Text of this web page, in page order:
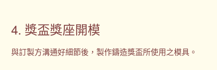
4. 獎盃獎座開模
與訂製方溝通好細節後，製作鑄造獎盃所使用之模具。